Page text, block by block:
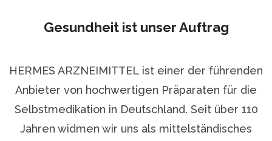
Gesundheit ist unser Auftrag
HERMES ARZNEIMITTEL ist einer der führenden
Anbieter von hochwertigen Präparaten für die
Selbstmedikation in Deutschland. Seit über 110
Jahren widmen wir uns als mittelständisches